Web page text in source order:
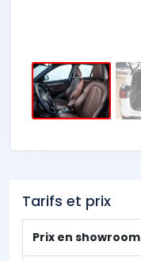
Tarifs et prix
Prix en showroom